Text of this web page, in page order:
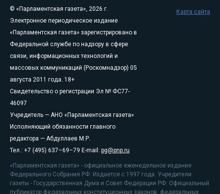
© «Парламентская газета», 2026 г.
Электронное периодическое издание
«Парламентская газета» зарегистрировано в
Федеральной службе по надзору в сфере
связи, информационных технологий и
массовых коммуникаций (Роскомнадзор) 05
августа 2011 года. 18+
Свидетельство о регистрации Эл № ФС77-
46097
Учредитель — АНО «Парламентская газета»
Исполняющий обязанности главного
редактора — Абдуллаев М.Р.
Тел.: +7 (495) 637–69–79 E-mail: pg@pnp.ru
«Парламентская газета» - официальное еженедельное издание
Федерального Собрания РФ. Издается с 1997 года. Учредители
газеты - Государственная Дума и Совет Федерации РФ. Официальный
публикатор федеральных конституционных законов, федеральных
Карта сайта